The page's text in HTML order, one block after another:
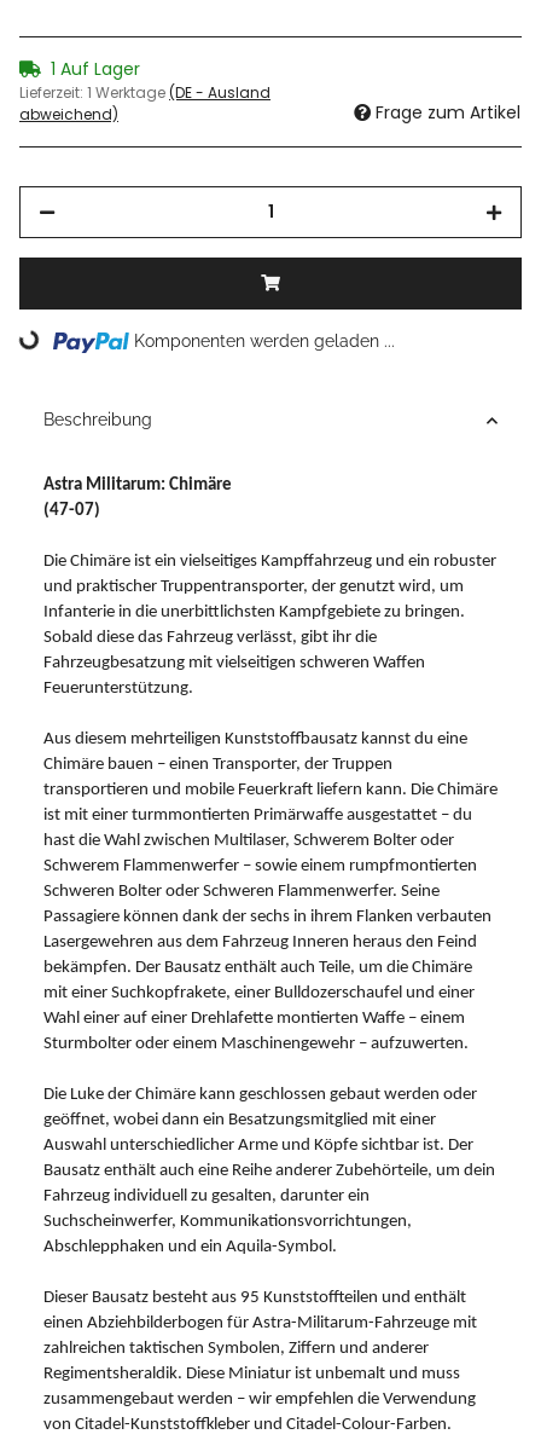
1 Auf Lager
Lieferzeit: 1 Werktage(DE - Ausland
abweichend)
Frage zum Artikel
Loading... Komponenten werden geladen ...
Beschreibung
Astra Militarum: Chimäre
(47-07)
Die Chimäre ist ein vielseitiges Kampffahrzeug und ein robuster
und praktischer Truppentransporter, der genutzt wird, um
Infanterie in die unerbittlichsten Kampfgebiete zu bringen.
Sobald diese das Fahrzeug verlässt, gibt ihr die
Fahrzeugbesatzung mit vielseitigen schweren Waffen
Feuerunterstützung.
Aus diesem mehrteiligen Kunststoffbausatz kannst du eine
Chimäre bauen – einen Transporter, der Truppen
transportieren und mobile Feuerkraft liefern kann. Die Chimäre
ist mit einer turmmontierten Primärwaffe ausgestattet – du
hast die Wahl zwischen Multilaser, Schwerem Bolter oder
Schwerem Flammenwerfer – sowie einem rumpfmontierten
Schweren Bolter oder Schweren Flammenwerfer. Seine
Passagiere können dank der sechs in ihrem Flanken verbauten
Lasergewehren aus dem Fahrzeug Inneren heraus den Feind
bekämpfen. Der Bausatz enthält auch Teile, um die Chimäre
mit einer Suchkopfrakete, einer Bulldozerschaufel und einer
Wahl einer auf einer Drehlafette montierten Waffe – einem
Sturmbolter oder einem Maschinengewehr – aufzuwerten.
Die Luke der Chimäre kann geschlossen gebaut werden oder
geöffnet, wobei dann ein Besatzungsmitglied mit einer
Auswahl unterschiedlicher Arme und Köpfe sichtbar ist. Der
Bausatz enthält auch eine Reihe anderer Zubehörteile, um dein
Fahrzeug individuell zu gesalten, darunter ein
Suchscheinwerfer, Kommunikationsvorrichtungen,
Abschlepphaken und ein Aquila-Symbol.
Dieser Bausatz besteht aus 95 Kunststoffteilen und enthält
einen Abziehbilderbogen für Astra-Militarum-Fahrzeuge mit
zahlreichen taktischen Symbolen, Ziffern und anderer
Regimentsheraldik. Diese Miniatur ist unbemalt und muss
zusammengebaut werden – wir empfehlen die Verwendung
von Citadel-Kunststoffkleber und Citadel-Colour-Farben.